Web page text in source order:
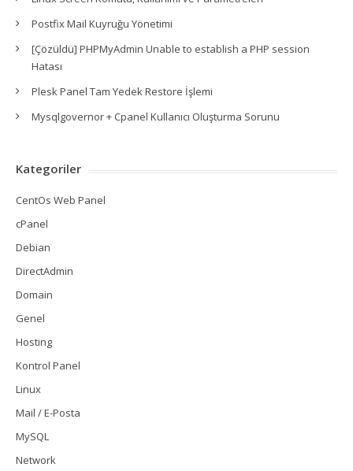
Postfix Mail Kuyruğu Yönetimi
[Çözüldü] PHPMyAdmin Unable to establish a PHP session
Hatası
Plesk Panel Tam Yedek Restore İşlemi
Mysqlgovernor + Cpanel Kullanıcı Oluşturma Sorunu
Kategoriler
CentOs Web Panel
cPanel
Debian
DirectAdmin
Domain
Genel
Hosting
Kontrol Panel
Linux
Mail / E-Posta
MySQL
Network